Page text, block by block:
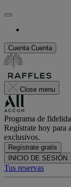
Cuenta Cuenta
Close menu
Programa de
Regístrate hoy para
exclusivos.
Regístrate gratis
INICIO DE SESIÓN
Tus reservas